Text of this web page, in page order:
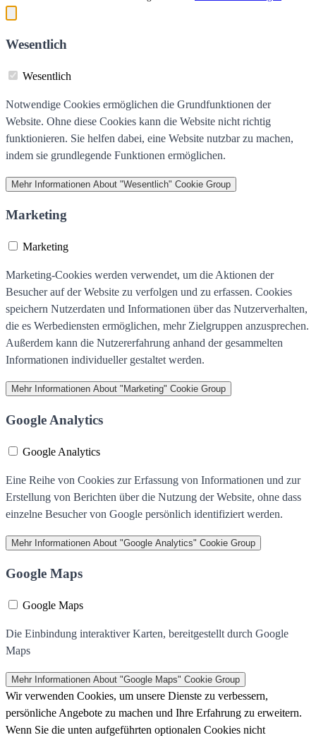
Wesentlich
Wesentlich
Notwendige Cookies ermöglichen die Grundfunktionen der
Website. Ohne diese Cookies kann die Website nicht richtig
funktionieren. Sie helfen dabei, eine Website nutzbar zu machen,
indem sie grundlegende Funktionen ermöglichen.
Mehr Informationen About "Wesentlich" Cookie Group
Marketing
Marketing
Marketing-Cookies werden verwendet, um die Aktionen der
Besucher auf der Website zu verfolgen und zu erfassen. Cookies
speichern Nutzerdaten und Informationen über das Nutzerverhalten,
die es Werbediensten ermöglichen, mehr Zielgruppen anzusprechen.
Außerdem kann die Nutzererfahrung anhand der gesammelten
Informationen individueller gestaltet werden.
Mehr Informationen About "Marketing" Cookie Group
Google Analytics
Google Analytics
Eine Reihe von Cookies zur Erfassung von Informationen und zur
Erstellung von Berichten über die Nutzung der Website, ohne dass
einzelne Besucher von Google persönlich identifiziert werden.
Mehr Informationen About "Google Analytics" Cookie Group
Google Maps
Google Maps
Die Einbindung interaktiver Karten, bereitgestellt durch Google
Maps
Mehr Informationen About "Google Maps" Cookie Group
Wir verwenden Cookies, um unsere Dienste zu verbessern,
persönliche Angebote zu machen und Ihre Erfahrung zu erweitern.
Wenn Sie die unten aufgeführten optionalen Cookies nicht